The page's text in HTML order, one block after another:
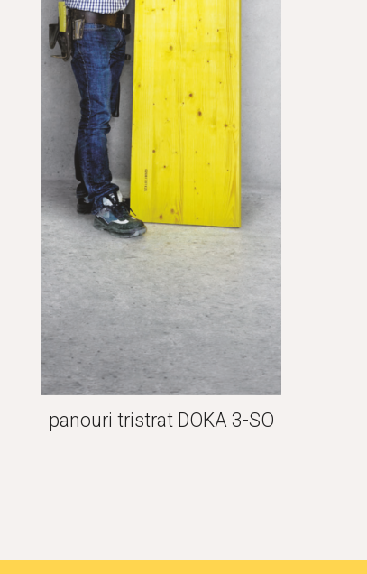
panouri tristrat DOKA 3-SO